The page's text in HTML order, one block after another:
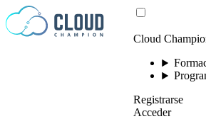
Saltar al contenido
Cloud
Registrarse
Acceder